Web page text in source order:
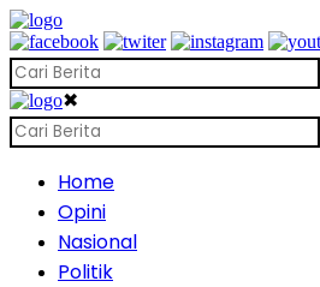
✖
Home
Opini
Nasional
Politik